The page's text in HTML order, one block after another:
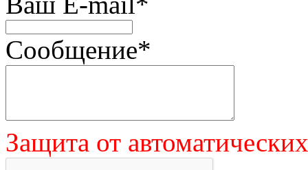
Сообщение*
Защита от